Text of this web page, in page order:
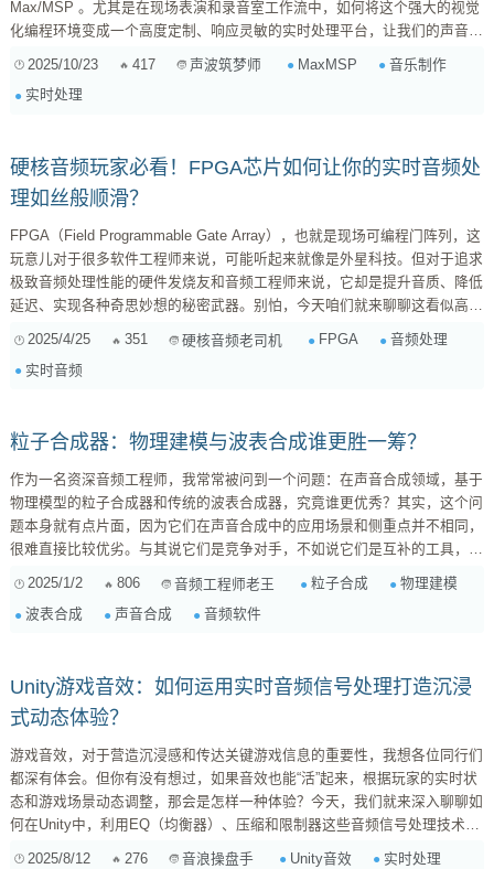
Max/MSP 。尤其是在现场表演和录音室工作流中，如何将这个强大的视觉
化编程环境变成一个高度定制、响应灵敏的实时处理平台，让我们的声音体
下，你的MIDI控制器不再只是发送音符，还能根据你的触碰力度实时调整
效果器的复杂参数；环境传感器捕捉到的空间数据，能直接驱动你的合成器
2025/10/23 417 声波筑梦师 MaxMSP
音乐制作
实时处理
硬核音频玩家必看！FPGA芯片如何让你的实时音频处
理如丝般顺滑？
FPGA（Field Programmable Gate Array），也就是现场可编程门阵列，这
玩意儿对于很多软件工程师来说，可能听起来就像是外星科技。但对于追求
极致音频处理性能的硬件发烧友和音频工程师来说，它却是提升音质、降低
延迟、实现各种奇思妙想的秘密武器。别怕，今天咱们就来聊聊这看似高深
莫测的FPGA，看看它究竟是如何在实时音频处理领域大显身手的。
FPGA：音频处理的瑞士军刀 在深入探讨FPGA之前，我们先来简单回顾一
下传统的音频处理方式。通常，我们使用CPU或DSP（数字信号处理器）
2025/4/25 351 硬核音频老司机 FPGA
音频处理
实时音频
粒子合成器：物理建模与波表合成谁更胜一筹？
作为一名资深音频工程师，我常常被问到一个问题：在声音合成领域，基于
物理模型的粒子合成器和传统的波表合成器，究竟谁更优秀？其实，这个问
题本身就有点片面，因为它们在声音合成中的应用场景和侧重点并不相同，
很难直接比较优劣。与其说它们是竞争对手，不如说它们是互补的工具，各
器，顾名思义，是基于对声音产生机制的物理建模来进行合成的。它不像波
表合成那样直接操控预先录制好的波形，而是通过模拟声波在介质中的传
2025/1/2 806 音频工程师老王 粒子合成
物理建模
波表合成
声音合成 音频软件
Unity游戏音效：如何运用实时音频信号处理打造沉浸
式动态体验？
游戏音效，对于营造沉浸感和传达关键游戏信息的重要性，我想各位同行们
都深有体会。但你有没有想过，如果音效也能“活”起来，根据玩家的实时状
态和游戏场景动态调整，那会是怎样一种体验？今天，我们就来深入聊聊如
何在Unity中，利用EQ（均衡器）、压缩和限制器这些音频信号处理技术，
2025/8/12 276 音浪操盘手 Unity音效
实时处理